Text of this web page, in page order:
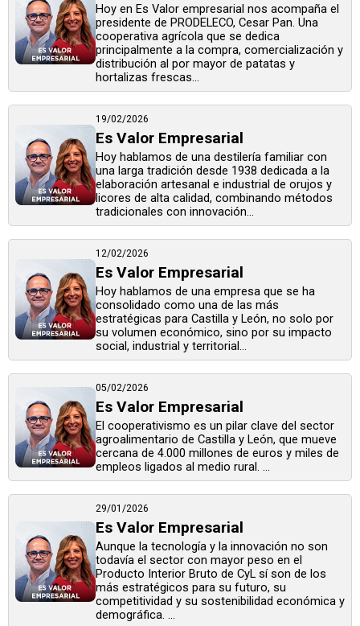
Hoy en Es Valor empresarial nos acompaña el
presidente de PRODELECO, Cesar Pan. Una
cooperativa agrícola que se dedica
principalmente a la compra, comercialización y
distribución al por mayor de patatas y
hortalizas frescas...
19/02/2026
Es Valor Empresarial
Hoy hablamos de una destilería familiar con
una larga tradición desde 1938 dedicada a la
elaboración artesanal e industrial de orujos y
licores de alta calidad, combinando métodos
tradicionales con innovación...
12/02/2026
Es Valor Empresarial
Hoy hablamos de una empresa que se ha
consolidado como una de las más
estratégicas para Castilla y León, no solo por
su volumen económico, sino por su impacto
social, industrial y territorial...
05/02/2026
Es Valor Empresarial
El cooperativismo es un pilar clave del sector
agroalimentario de Castilla y León, que mueve
cercana de 4.000 millones de euros y miles de
empleos ligados al medio rural. ...
29/01/2026
Es Valor Empresarial
Aunque la tecnología y la innovación no son
todavía el sector con mayor peso en el
Producto Interior Bruto de CyL sí son de los
más estratégicos para su futuro, su
competitividad y su sostenibilidad económica y
demográfica. ...